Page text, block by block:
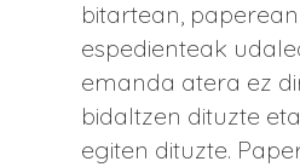
bitartean,
espedienteak
emanda atera ez
bidaltzen dituzte
egiten dituzte.